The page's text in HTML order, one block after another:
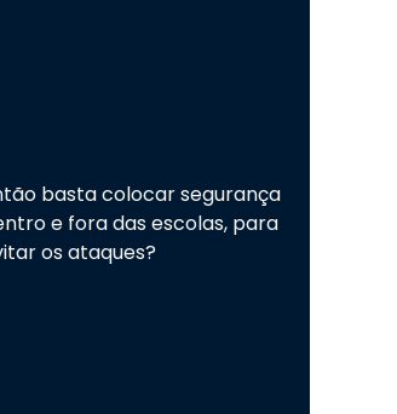
basta colocar segurança
e fora das escolas, para
os ataques?